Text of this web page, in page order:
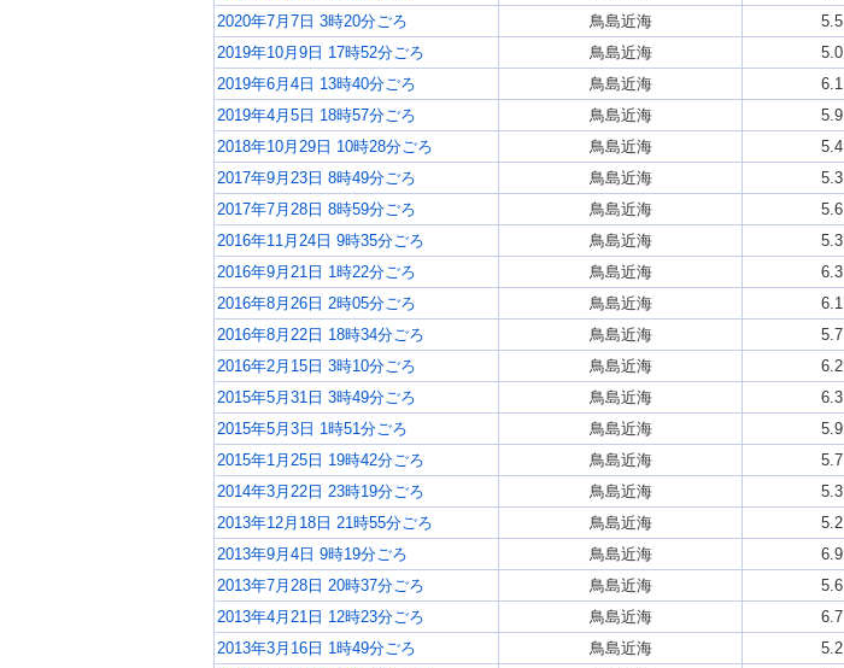
2020年7月7日 3時20分ごろ
鳥島近海 5.5
2019年10月9日 17時52分ごろ
鳥島近海 5.0
2019年6月4日 13時40分ごろ
鳥島近海 6.1
2019年4月5日 18時57分ごろ
鳥島近海 5.9
2018年10月29日 10時28分ごろ
鳥島近海 5.4
2017年9月23日 8時49分ごろ
鳥島近海 5.3
2017年7月28日 8時59分ごろ
鳥島近海 5.6
2016年11月24日 9時35分ごろ
鳥島近海 5.3
2016年9月21日 1時22分ごろ
鳥島近海 6.3
2016年8月26日 2時05分ごろ
鳥島近海 6.1
2016年8月22日 18時34分ごろ
鳥島近海 5.7
2016年2月15日 3時10分ごろ
鳥島近海 6.2
2015年5月31日 3時49分ごろ
鳥島近海 6.3
2015年5月3日 1時51分ごろ
鳥島近海 5.9
2015年1月25日 19時42分ごろ
鳥島近海 5.7
2014年3月22日 23時19分ごろ
鳥島近海 5.3
2013年12月18日 21時55分ごろ
鳥島近海 5.2
2013年9月4日 9時19分ごろ
鳥島近海 6.9
2013年7月28日 20時37分ごろ
鳥島近海 5.6
2013年4月21日 12時23分ごろ
鳥島近海 6.7
2013年3月16日 1時49分ごろ
鳥島近海 5.2